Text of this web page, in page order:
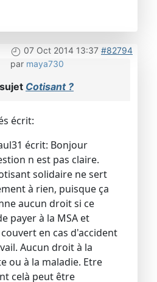
07 Oct 2014 13:37 #82794
par maya730
Cotisant ?
écrit:
écrit: Bonjour
n est pas claire.
solidaire ne sert
à rien, puisque ça
aucun droit si ce
payer à la MSA et
en cas d'accident
Aucun droit à la
ou à la maladie. Etre
celà peut être